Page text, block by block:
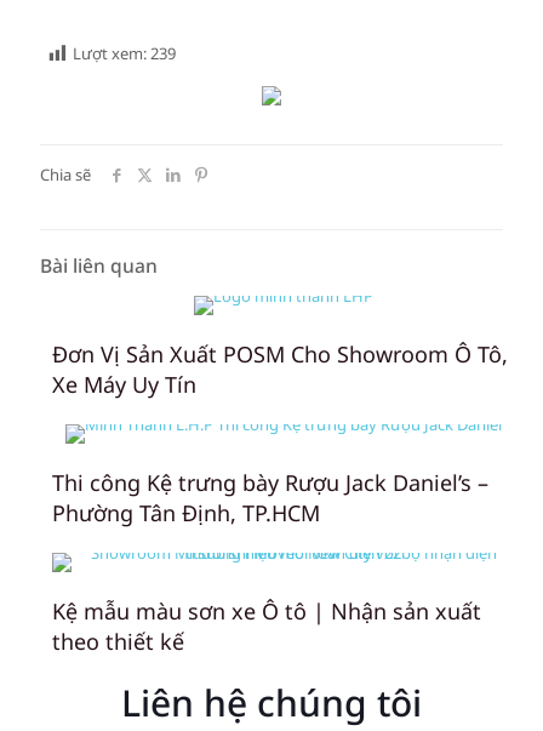
Lượt xem:239
Chia sẽ
Bài liên quan
Đơn Vị Sản Xuất POSM Cho Showroom Ô Tô,
Xe Máy Uy Tín
Thi công Kệ trưng bày Rượu Jack Daniel’s –
Phường Tân Định, TP.HCM
Kệ mẫu màu sơn xe Ô tô | Nhận sản xuất
theo thiết kế
Liên hệ chúng tôi